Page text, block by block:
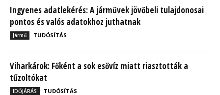
Ingyenes adatlekérés: A járművek jövőbeli tulajdonosai
pontos és valós adatokhoz juthatnak
Jármű TUDÓSÍTÁS
Viharkárok: Főként a sok esővíz miatt riasztották a
tűzoltókat
IDŐJÁRÁS TUDÓSÍTÁS